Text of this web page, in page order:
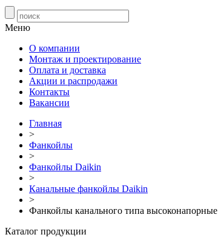
Меню
О компании
Монтаж и проектирование
Оплата и доставка
Акции и распродажи
Контакты
Вакансии
Главная
>
Фанкойлы
>
Фанкойлы Daikin
>
Канальные фанкойлы Daikin
>
Фанкойлы канального типа высоконапорные
Каталог продукции